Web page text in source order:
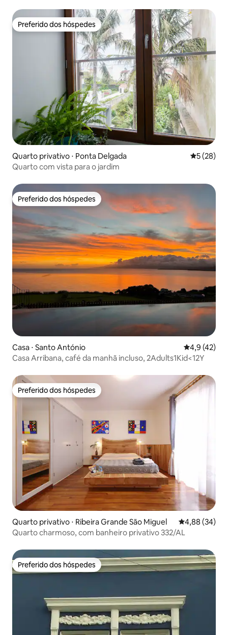
Preferido dos hóspedes
Preferido dos hóspedes
Quarto privativo ⋅ Ponta Delgada 5 de uma
5 (28)
Quarto com vista para o jardim
Preferido dos hóspedes
Preferido dos hóspedes
Casa ⋅ Santo António 4,9 de uma
4,9 (42)
Casa Arribana, café da manhã incluso, 2Adults1Kid<12Y
Preferido dos hóspedes
Preferido dos hóspedes
Quarto privativo ⋅ Ribeira Grande São Miguel 4,88 de uma
4,88 (34)
Quarto charmoso, com banheiro privativo 332/AL
Preferido dos hóspedes
Preferido dos hóspedes